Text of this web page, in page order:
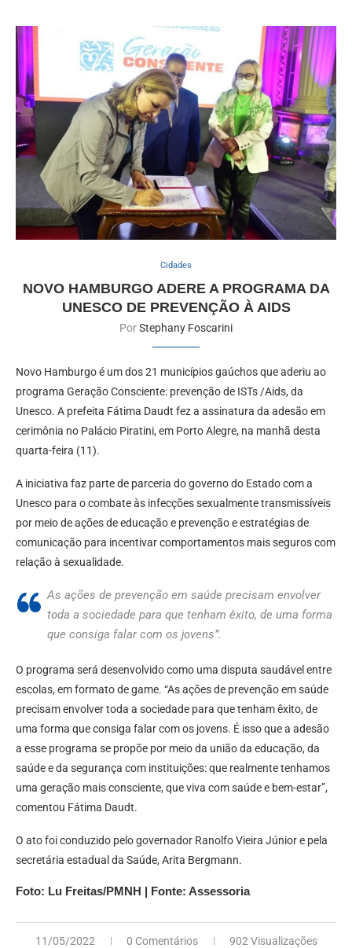
Cidades
NOVO HAMBURGO ADERE A PROGRAMA DA
UNESCO DE PREVENÇÃO À AIDS
PorStephany Foscarini
Novo Hamburgo é um dos 21 municípios gaúchos que aderiu ao
programa Geração Consciente: prevenção de ISTs /Aids, da
Unesco. A prefeita Fátima Daudt fez a assinatura da adesão em
cerimônia no Palácio Piratini, em Porto Alegre, na manhã desta
quarta-feira (11).
A iniciativa faz parte de parceria do governo do Estado com a
Unesco para o combate às infecções sexualmente transmissíveis
por meio de ações de educação e prevenção e estratégias de
comunicação para incentivar comportamentos mais seguros com
relação à sexualidade.
As ações de prevenção em saúde precisam envolver
toda a sociedade para que tenham êxito, de uma forma
que consiga falar com os jovens”.
O programa será desenvolvido como uma disputa saudável entre
escolas, em formato de game. “As ações de prevenção em saúde
precisam envolver toda a sociedade para que tenham êxito, de
uma forma que consiga falar com os jovens. É isso que a adesão
a esse programa se propõe por meio da união da educação, da
saúde e da segurança com instituições: que realmente tenhamos
uma geração mais consciente, que viva com saúde e bem-estar”,
comentou Fátima Daudt.
O ato foi conduzido pelo governador Ranolfo Vieira Júnior e pela
secretária estadual da Saúde, Arita Bergmann.
Foto: Lu Freitas/PMNH | Fonte: Assessoria
11/05/2022 0 Comentários 902 Visualizações